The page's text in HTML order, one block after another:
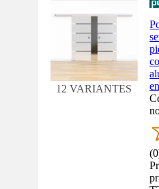
12 VARIANTES
(0